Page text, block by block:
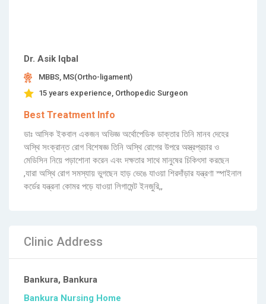
Dr. Asik Iqbal
MBBS, MS(Ortho-ligament)
15 years experience, Orthopedic Surgeon
Best Treatment Info
ডাঃ আসিক ইকবাল একজন অভিজ্ঞ অর্থোপেডিক ডাক্তার তিনি মানব দেহের
অস্থি সংক্রান্ত রোগ বিশেষজ্ঞ তিনি অস্থি রোগের উপরে অস্ত্রপ্রচার ও
মেডিসিন নিয়ে পড়াশোনা করেন এবং দক্ষতার সাথে মানুষের চিকিৎসা করছেন
,যারা অস্থি রোগ সমস্যায় ভুগছেন হাড় ভেঙে যাওয়া শিরদাঁড়ার যন্ত্রণা স্পাইনাল
কর্ডের যন্ত্রনা কোমর পড়ে যাওয়া লিগামেন্ট ইনজুরি,,
Clinic Address
Bankura, Bankura
Bankura Nursing Home